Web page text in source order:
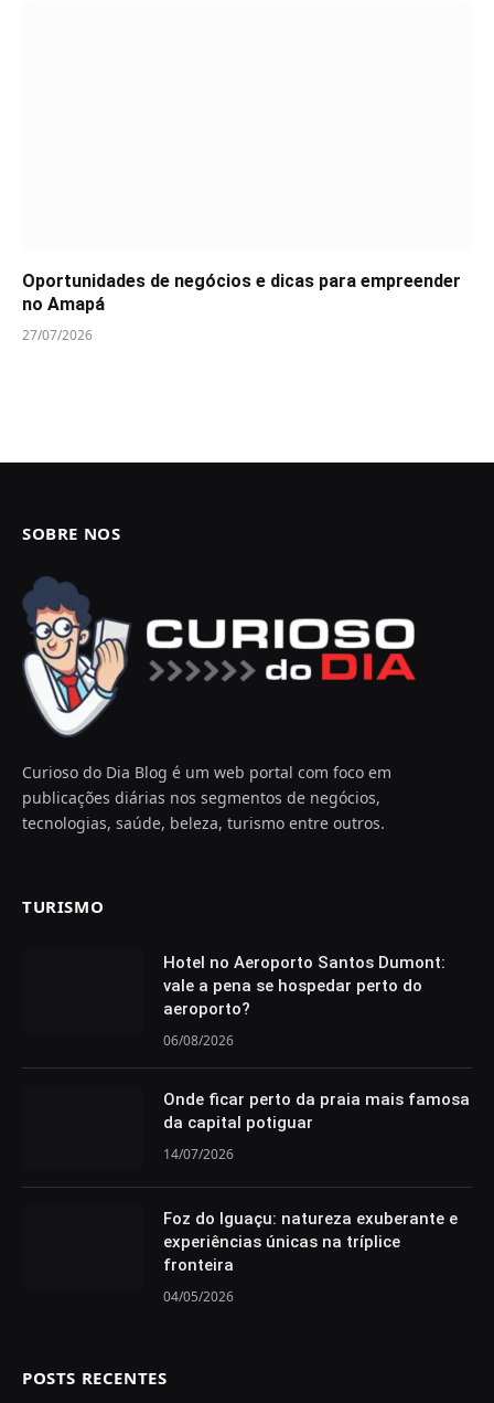
Oportunidades de negócios e dicas para empreender
no Amapá
27/07/2026
SOBRE NOS
Curioso do Dia Blog é um web portal com foco em
publicações diárias nos segmentos de negócios,
tecnologias, saúde, beleza, turismo entre outros.
TURISMO
Hotel no Aeroporto Santos Dumont:
vale a pena se hospedar perto do
aeroporto?
06/08/2026
Onde ficar perto da praia mais famosa
da capital potiguar
14/07/2026
Foz do Iguaçu: natureza exuberante e
experiências únicas na tríplice
fronteira
04/05/2026
POSTS RECENTES